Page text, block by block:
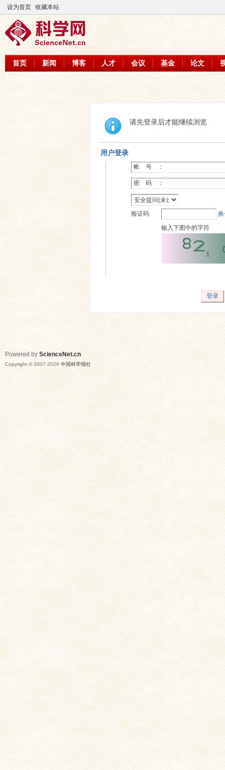
设为首页 收藏本站
首页 新闻 博客 人才 会议 基金 论文
请先登录后才能继续浏览
用户登录
帐 号 ：
密 码 ：
验证码
输入下图中的字符
登录
Powered by ScienceNet.cn
Copyright © 2007-2026 中国科学报社